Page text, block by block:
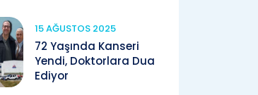
15 AĞUSTOS 2025
72 Yaşında Kanseri
Yendi, Doktorlara Dua
Ediyor